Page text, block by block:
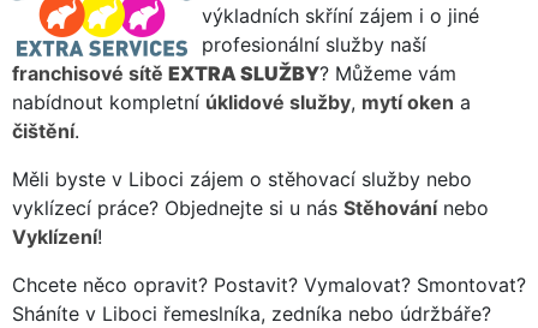
výkladních skříní zájem i o jiné
profesionální služby naší
franchisové sítě EXTRA SLUŽBY? Můžeme vám
nabídnout kompletní úklidové služby, mytí oken a
čištění.
Měli byste v Liboci zájem o stěhovací služby nebo
vyklízecí práce? Objednejte si u nás Stěhovánínebo
Vyklízení!
Chcete něco opravit? Postavit? Vymalovat? Smontovat?
Sháníte v Liboci řemeslníka, zedníka nebo údržbáře?